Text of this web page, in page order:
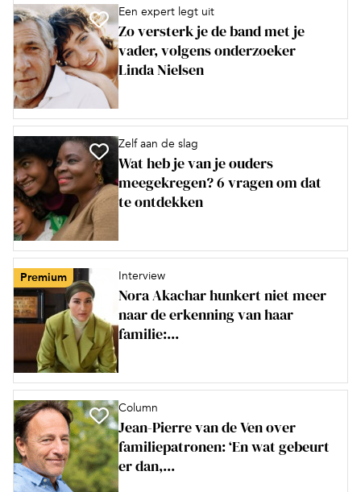
Een expert legt uit
Zo versterk je de band met je
vader, volgens onderzoeker
Linda Nielsen
Zelf aan de slag
Wat heb je van je ouders
meegekregen? 6 vragen om dat
te ontdekken
Premium Interview
Nora Akachar hunkert niet meer
naar de erkenning van haar
familie:...
Column
Jean-Pierre van de Ven over
familiepatronen: ‘En wat gebeurt
er dan,...